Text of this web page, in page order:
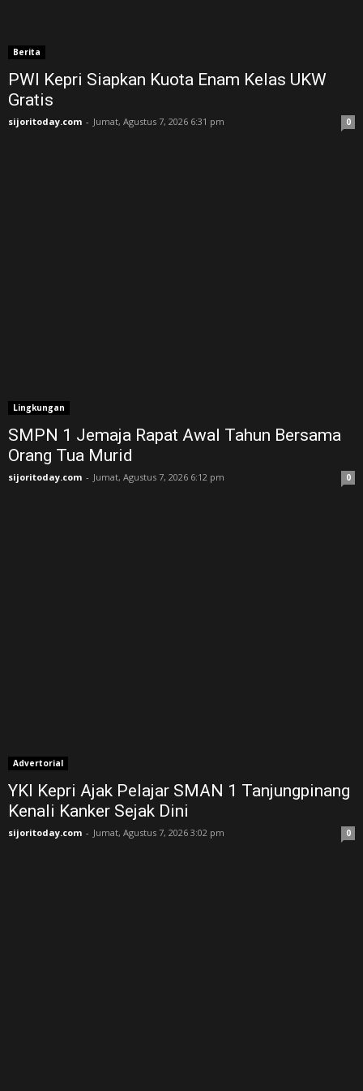
Berita
PWI Kepri Siapkan Kuota Enam Kelas UKW
Gratis
sijoritoday.com - Jumat, Agustus 7, 2026 6:31 pm 0
Lingkungan
SMPN 1 Jemaja Rapat Awal Tahun Bersama
Orang Tua Murid ‎
sijoritoday.com - Jumat, Agustus 7, 2026 6:12 pm 0
Advertorial
YKI Kepri Ajak Pelajar SMAN 1 Tanjungpinang
Kenali Kanker Sejak Dini
sijoritoday.com - Jumat, Agustus 7, 2026 3:02 pm 0